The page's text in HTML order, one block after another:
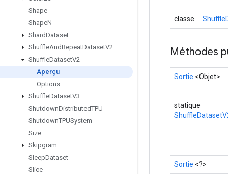
Shape
ShapeN
ShardDataset
ShuffleAndRepeatDatasetV2
ShuffleDatasetV2
Aperçu
Options
ShuffleDatasetV3
ShutdownDistributedTPU
ShutdownTPUSystem
Size
Skipgram
SleepDataset
Slice
classe
Méthodes
Sortie <Objet>
statique
Sortie <?>